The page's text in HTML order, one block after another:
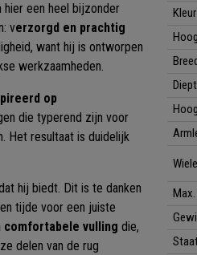
hier een heel bijzonder
verzorgd en prachtig
want hij is ontworpen
werkzaamheden.
op
die typerend zijn voor
Het resultaat is duidelijk
hij biedt. Dit is te danken
tijde voor een juiste
comfortabele vulling die,
delen van de rug
Kleur